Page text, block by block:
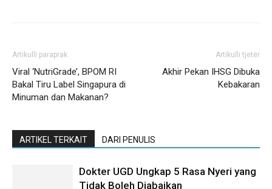
Artikulli paraprak
Viral ‘NutriGrade’, BPOM RI
Bakal Tiru Label Singapura di
Minuman dan Makanan?
Artikulli tjetër
Akhir Pekan IHSG Dibuka
Kebakaran
ARTIKEL TERKAIT DARI PENULIS
Dokter UGD Ungkap 5 Rasa Nyeri yang
Tidak Boleh Diabaikan